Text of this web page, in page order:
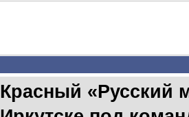
Красный «Русский